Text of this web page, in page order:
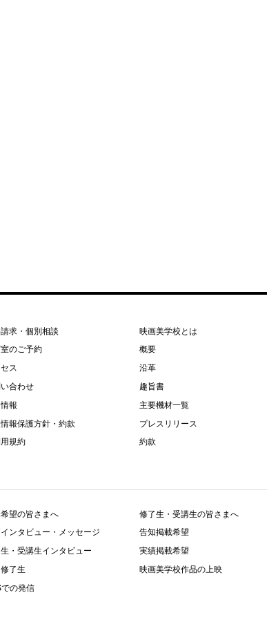
求・個別相談
のご予約
ス
合わせ
報
報保護方針・約款
規約
映画美学校とは
概要
沿革
趣旨書
主要機材一覧
プレスリリース
約款
望の皆さまへ
ンタビュー・メッセージ
・受講生インタビュー
了生
の発信
修了生・受講生の皆さまへ
告知掲載希望
実績掲載希望
映画美学校作品の上映